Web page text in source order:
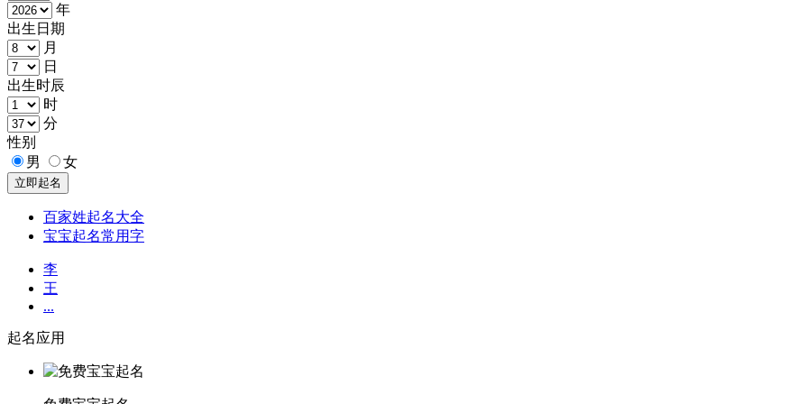
年
出生日期
月
日
出生时辰
时
分
性别
男
女
百家姓起名大全
宝宝起名常用字
李
王
...
起名应用